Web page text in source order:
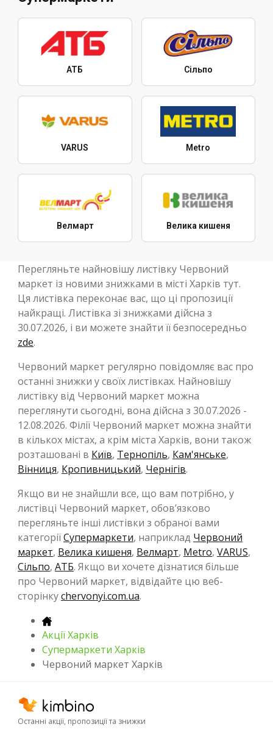
АТБ Сільпо
VARUS Metro
Велмарт Велика кишеня
Перегляньте найновішу листівку Червоний
маркет із новими знижками в місті Харків тут.
Ця листівка переконає вас, що ці пропозиції
найкращі. Листівка зі знижками дійсна з
30.07.2026, і ви можете знайти її безпосередньо
zde.
Червоний маркет регулярно повідомляє вас про
останні знижки у своїх листівках. Найновішу
листівку від Червоний маркет можна
переглянути сьогодні, вона дійсна з 30.07.2026 -
12.08.2026. Філії Червоний маркет можна знайти
в кількох містах, а крім міста Харків, вони також
розташовані в Київ, Тернопіль, Кам'янське,
Вінниця, Кропивницький, Чернігів.
Якщо ви не знайшли все, що вам потрібно, у
листівці Червоний маркет, обов’язково
перегляньте інші листівки з обраної вами
категоріїСупермаркети, наприклад Червоний
маркет, Велика кишеня, Велмарт, Metro, VARUS,
Сільпо, АТБ. Якщо ви хочете дізнатися більше
про Червоний маркет, відвідайте цю веб-
сторінкуchervonyi.com.ua.
Акції Харків
Супермаркети Харків
Червоний маркет Харків
Останні акції, пропозиції та знижки